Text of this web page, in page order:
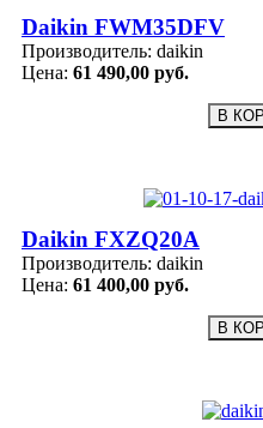
Daikin FWM35DFV
Производитель: daikin
Цена: 61 490,00 руб.
Daikin FXZQ20A
Производитель: daikin
Цена: 61 400,00 руб.